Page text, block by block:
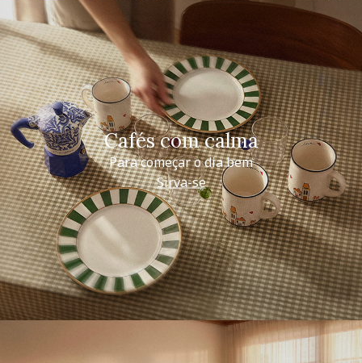
Cafés com calma
Para começar o dia bem
Sirva-se